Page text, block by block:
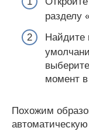
разделу
Найдите
момент в
Похожим